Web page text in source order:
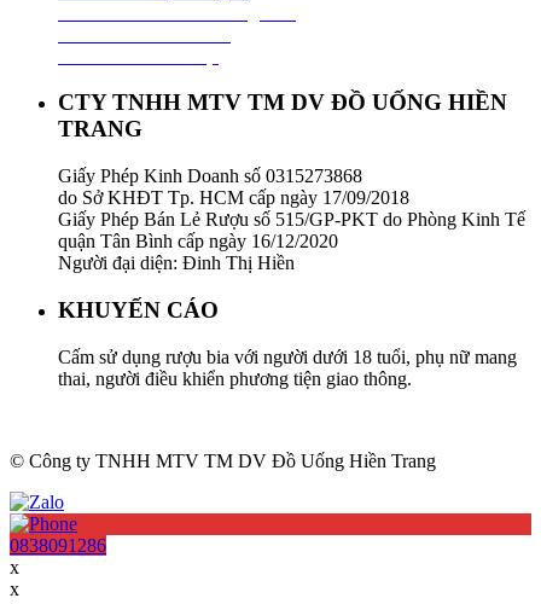
CTY TNHH MTV TM DV ĐỒ UỐNG HIỀN
TRANG
Giấy Phép Kinh Doanh số 0315273868
do Sở KHĐT Tp. HCM cấp ngày 17/09/2018
Giấy Phép Bán Lẻ Rượu số 515/GP-PKT do Phòng Kinh Tế
quận Tân Bình cấp ngày 16/12/2020
Người đại diện: Đinh Thị Hiền
KHUYẾN CÁO
Cấm sử dụng rượu bia với người dưới 18 tuổi, phụ nữ mang
thai, người điều khiển phương tiện giao thông.
© Công ty TNHH MTV TM DV Đồ Uống Hiền Trang
0838091286
x
x